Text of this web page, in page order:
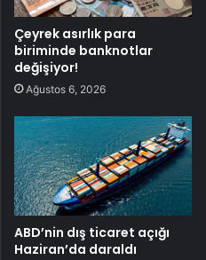
Çeyrek asırlık para
biriminde banknotlar
değişiyor!
Ağustos 6, 2026
ABD’nin dış ticaret açığı
Haziran’da daraldı